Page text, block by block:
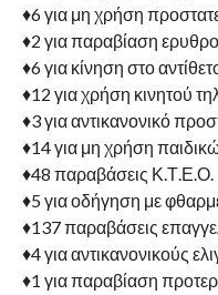
♦6 για μη χρήση
♦2 για παραβίαση
♦6 για κίνηση στο
♦12 για χρήση κινητού
♦3 για αντικανονικό
♦14 για μη χρήση
♦48 παραβάσεις Κ.Τ.Ε.Ο.
♦5 για οδήγηση με
♦137 παραβάσεις
♦4 για αντικανονικούς
♦1 για παραβίαση